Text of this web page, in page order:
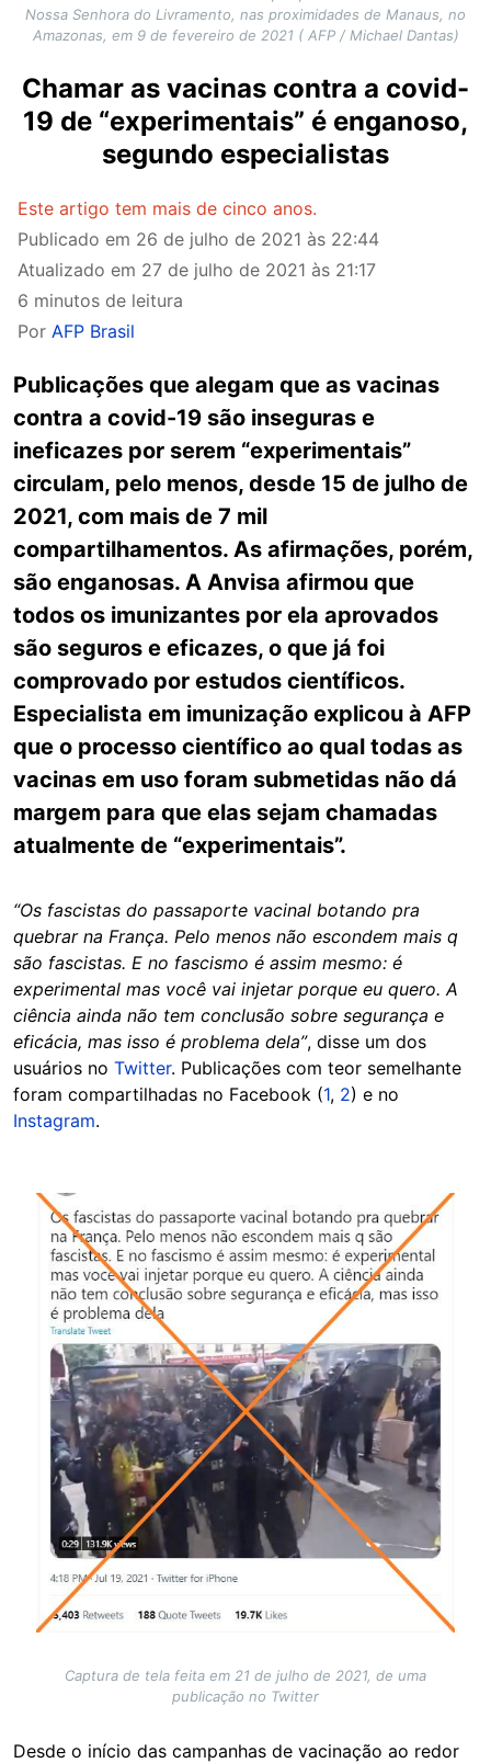
Nossa Senhora do Livramento, nas proximidades de Manaus, no
Amazonas, em 9 de fevereiro de 2021 ( AFP / Michael Dantas)
Chamar as vacinas contra a covid-
19 de “experimentais” é enganoso,
segundo especialistas
Este artigo tem mais de cinco anos.
Publicado em 26 de julho de 2021 às 22:44
Atualizado em 27 de julho de 2021 às 21:17
6 minutos de leitura
Por AFP Brasil
Publicações que alegam que as vacinas
contra a covid-19 são inseguras e
ineficazes por serem “experimentais”
circulam, pelo menos, desde 15 de julho de
2021, com mais de 7 mil
compartilhamentos. As afirmações, porém,
são enganosas. A Anvisa afirmou que
todos os imunizantes por ela aprovados
são seguros e eficazes, o que já foi
comprovado por estudos científicos.
Especialista em imunização explicou à AFP
que o processo científico ao qual todas as
vacinas em uso foram submetidas não dá
margem para que elas sejam chamadas
atualmente de “experimentais”.
“Os fascistas do passaporte vacinal botando pra
quebrar na França. Pelo menos não escondem mais q
são fascistas. E no fascismo é assim mesmo: é
experimental mas você vai injetar porque eu quero. A
ciência ainda não tem conclusão sobre segurança e
eficácia, mas isso é problema dela”, disse um dos
usuários no Twitter. Publicações com teor semelhante
foram compartilhadas no Facebook (1, 2) e no
Instagram.
Image
Captura de tela feita em 21 de julho de 2021, de uma
publicação no Twitter
Desde o início das campanhas de vacinação ao redor